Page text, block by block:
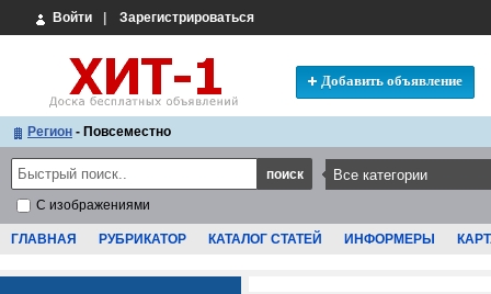
Войти Зарегистрироваться
Добавить объявление
Регион - Повсеместно
С изображениями
ГЛАВНАЯ РУБРИКАТОР КАТАЛОГ СТАТЕЙ ИНФОРМЕРЫ